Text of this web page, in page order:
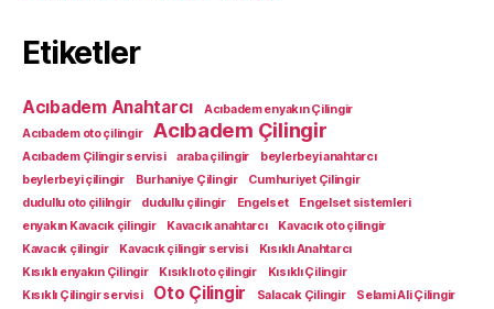
Etiketler
Acıbadem Anahtarcı
Acıbadem enyakın Çilingir
Acıbadem oto çilingir
Acıbadem Çilingir
Acıbadem Çilingir servisi araba çilingir
beylerbeyi anahtarcı
beylerbeyi çilingir
Burhaniye Çilingir
Cumhuriyet Çilingir
dudullu oto çililngir
dudullu çilingir Engelset
Engelset sistemleri
enyakın Kavacık çilingir
Kavacık anahtarcı
Kavacık oto çilingir
Kavacık çilingir
Kavacık çilingir servisi
Kısıklı Anahtarcı
Kısıklı enyakın Çilingir
Kısıklı oto çilingir
Kısıklı Çilingir
Kısıklı Çilingir servisi
Oto Çilingir Salacak Çilingir Selami Ali Çilingir